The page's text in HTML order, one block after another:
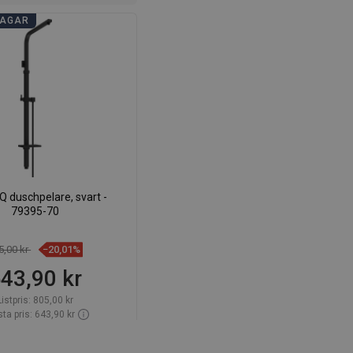
duschpelare, svart -
79395-70
kr −20,01%
kr
805,00 kr
pris: 643,90 kr